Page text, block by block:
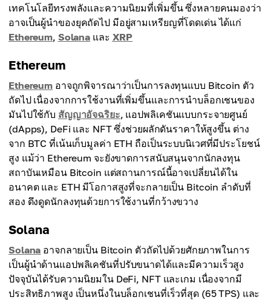
เทคโนโลยีทรงพลังและความนิยมที่เพิ่มขึ้น ซึ่งหลายคนมองว่า
อาจเป็นผู้นำของยุคถัดไป มีอยู่สามเหรียญที่โดดเด่น ได้แก่
Ethereum, Solana และ XRP
Ethereum
Ethereum อาจถูกพิจารณาว่าเป็นการลงทุนแบบ Bitcoin ตัว
ถัดไป เนื่องจากการใช้งานที่เพิ่มขึ้นและการนำบล็อกเชนของ
มันไปใช้กับ สัญญาอัจฉริยะ, แอปพลิเคชันแบบกระจายศูนย์
(dApps), DeFi และ NFT ซึ่งช่วยผลักดันราคาให้สูงขึ้น ต่าง
จาก BTC ที่เน้นเก็บมูลค่า ETH ถือเป็นระบบนิเวศที่มีประโยชน์
สูง แม้ว่า Ethereum จะยังขาดการสนับสนุนจากนักลงทุน
สถาบันเหมือน Bitcoin แต่สถานการณ์นี้อาจเปลี่ยนได้ใน
อนาคต และ ETH มีโอกาสสูงที่จะกลายเป็น Bitcoin ลำดับที่
สอง ดึงดูดนักลงทุนด้วยการใช้งานที่กว้างขวาง
Solana
Solana อาจกลายเป็น Bitcoin ตัวถัดไปด้วยศักยภาพในการ
เป็นผู้นำด้านแอปพลิเคชันที่ปรับขนาดได้และมีความเร็วสูง
ปัจจุบันได้รับความนิยมใน DeFi, NFT และเกม เนื่องจากมี
ประสิทธิภาพสูง เป็นหนึ่งในบล็อกเชนที่เร็วที่สุด (65 TPS) และ